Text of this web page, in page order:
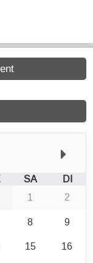
SA
DI
1
2
8
9
15
16